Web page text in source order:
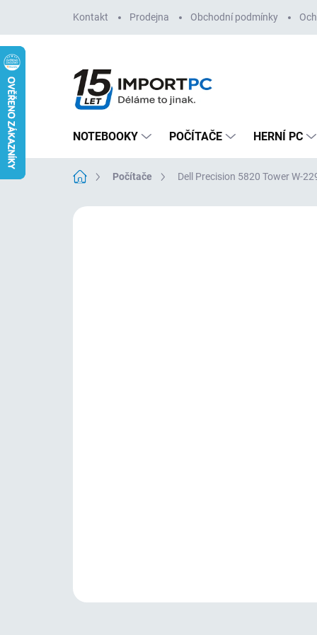
obsah
Kontakt Prodejna Obchodní podmínky
NOTEBOOKY POČÍTAČE HERNÍ PC
Domů Počítače Dell Precision 5820 Tower W-